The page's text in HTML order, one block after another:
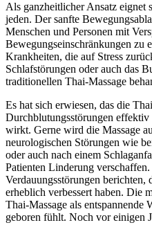
Als ganzheitlicher Ansatz eignet
jeden. Der sanfte
Menschen und Personen mit
Bewegungseinschränkungen zu
Krankheiten, die auf Stress
Schlafstörungen oder auch das
traditionellen Thai-Massage
Es hat sich erwiesen, das die
Durchblutungsstörungen
wirkt. Gerne wird die Massage
neurologischen Störungen wie
oder auch nach einem
Patienten Linderung
Verdauungsstörungen berichten,
erheblich verbessert haben. Die
Thai-Massage als entspannende
geboren fühlt. Noch vor einigen